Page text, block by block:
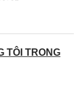
TÔI TRONG